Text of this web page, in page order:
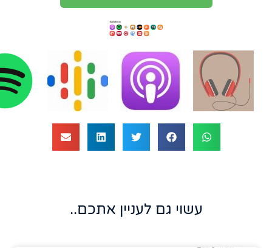
עשוי גם לעניין אתכם..